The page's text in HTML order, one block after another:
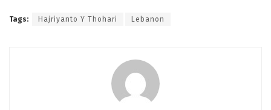
Tags: Hajriyanto Y Thohari Lebanon